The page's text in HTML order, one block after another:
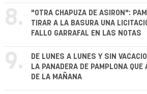
8.
"OTRA CHAPUZA DE ASIRON":
TIRAR A LA BASURA UNA
FALLO GARRAFAL EN LAS NOTAS
9.
DE LUNES A LUNES Y SIN
LA PANADERA DE PAMPLONA
DE LA MAÑANA